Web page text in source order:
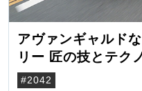
アヴァンギャルド
リー 匠の技とテク
界観
#2042